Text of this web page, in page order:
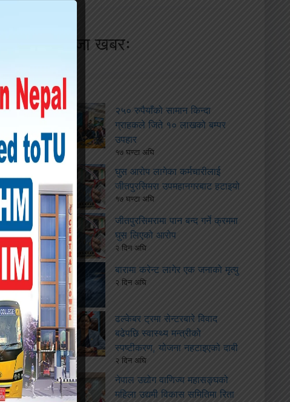
ताजा खबरः
२५० रुपैयाँको सामान किन्दा
ग्राहकले जिते १० लाखको बम्पर
उपहार
१७ घण्टा अघि
घुस आरोप लागेका कर्मचारीलाई
जीतपुरसिमरा उपमहानगरबाट हटाइयो
१७ घण्टा अघि
जीतपुरसिमरामा पान बन्द गर्ने क्रममा
घुस लिएको आरोप
२ दिन अघि
बारामा करेन्ट लागेर एक जनाको मृत्यु
२ दिन अघि
ढल्केबर ट्रमा सेन्टरबारे विवाद
बढेपछि स्वास्थ्य मन्त्रीको
स्पष्टीकरण, योजना नहटाइएको दाबी
२ दिन अघि
नेपाल उद्योग वाणिज्य महासङ्घको
महिला उद्यमी विकास समितिमा रिता